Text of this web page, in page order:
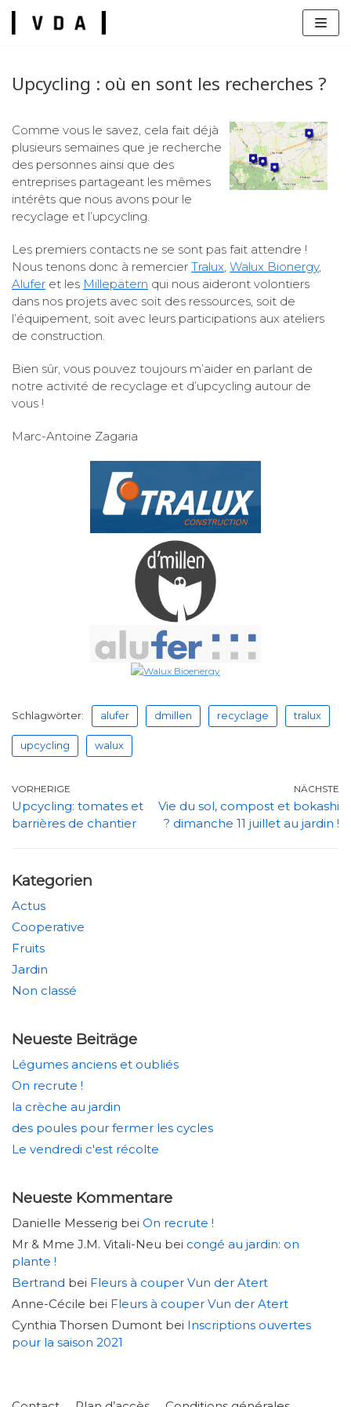
Zum
Inhalt
Upcycling : où en sont les recherches ?
Comme vous le savez, cela fait déjà
plusieurs semaines que je recherche
des personnes ainsi que des
entreprises partageant les mêmes
intérêts que nous avons pour le
recyclage et l’upcycling.
Les premiers contacts ne se sont pas fait attendre !
Nous tenons donc à remercier Tralux, Walux Bionergy,
Alufer et les Millepätern qui nous aideront volontiers
dans nos projets avec soit des ressources, soit de
l’équipement, soit avec leurs participations aux ateliers
de construction.
Bien sûr, vous pouvez toujours m’aider en parlant de
notre activité de recyclage et d’upcycling autour de
vous !
Marc-Antoine Zagaria
Schlagwörter: alufer dmillen recyclage tralux
upcycling walux
VORHERIGE
Upcycling: tomates et
barrières de chantier
NÄCHSTE
Vie du sol, compost et bokashi
? dimanche 11 juillet au jardin !
Kategorien
Actus
Cooperative
Fruits
Jardin
Non classé
Neueste Beiträge
Légumes anciens et oubliés
On recrute !
la crèche au jardin
des poules pour fermer les cycles
Le vendredi c'est récolte
Neueste Kommentare
Danielle Messerig bei On recrute !
Mr & Mme J.M. Vitali-Neu bei congé au jardin: on
plante !
Bertrand bei Fleurs à couper Vun der Atert
Anne-Cécile bei Fleurs à couper Vun der Atert
Cynthia Thorsen Dumont bei Inscriptions ouvertes
pour la saison 2021